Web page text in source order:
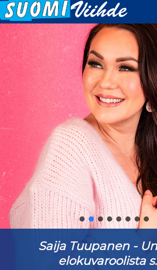
Saija Tuupanen -
elokuvaroolista s.